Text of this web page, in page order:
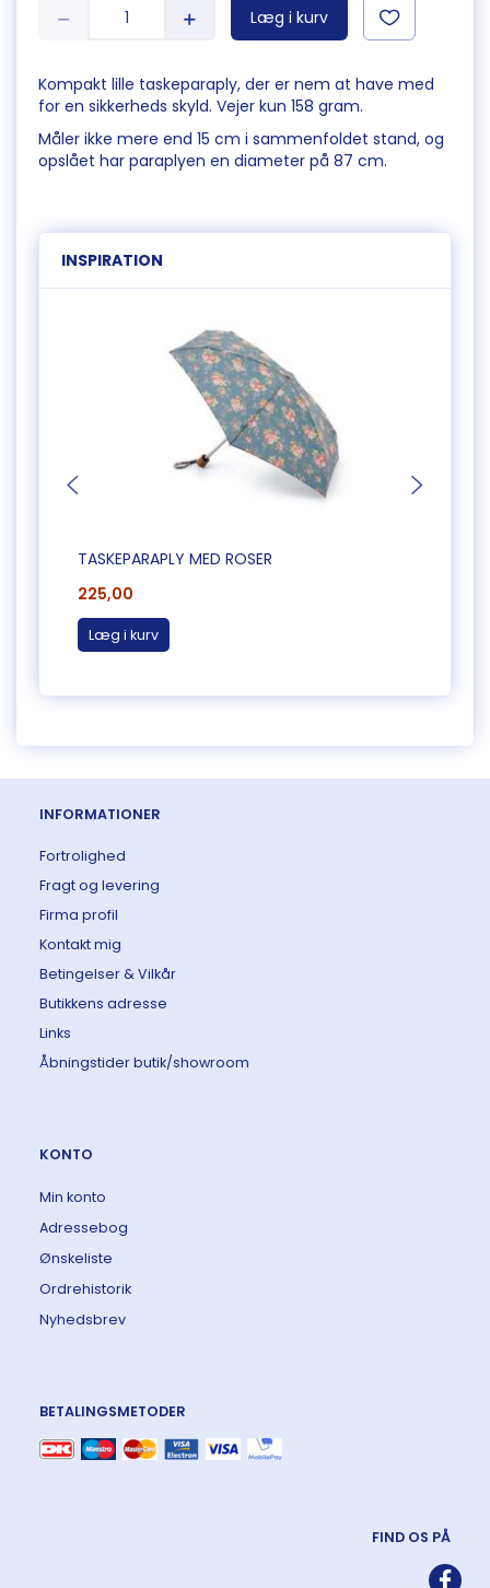
Læg i kurv
Kompakt lille taskeparaply, der er nem at have med
for en sikkerheds skyld. Vejer kun 158 gram.
Måler ikke mere end 15 cm i sammenfoldet stand, og
opslået har paraplyen en diameter på 87 cm.
INSPIRATION
TASKEPARAPLY MED ROSER
225,00
Læg i kurv
INFORMATIONER
Fortrolighed
Fragt og levering
Firma profil
Kontakt mig
Betingelser & Vilkår
Butikkens adresse
Links
Åbningstider butik/showroom
KONTO
Min konto
Adressebog
Ønskeliste
Ordrehistorik
Nyhedsbrev
BETALINGSMETODER
FIND OS PÅ